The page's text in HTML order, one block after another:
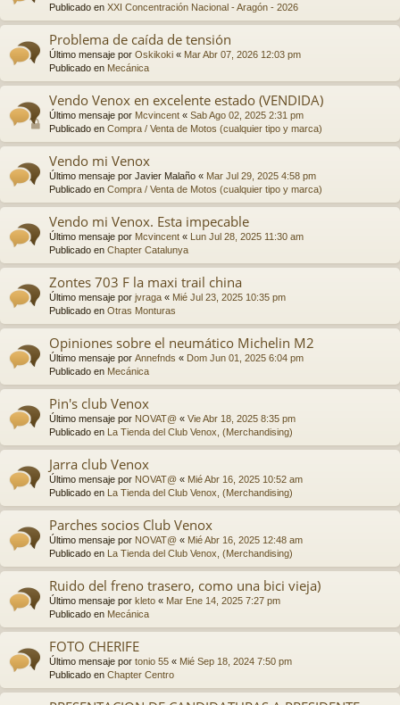
Publicado en XXI Concentración Nacional - Aragón - 2026
Problema de caída de tensión
Último mensaje por Oskikoki « Mar Abr 07, 2026 12:03 pm
Publicado en Mecánica
Vendo Venox en excelente estado (VENDIDA)
Último mensaje por Mcvincent « Sab Ago 02, 2025 2:31 pm
Publicado en Compra / Venta de Motos (cualquier tipo y marca)
Vendo mi Venox
Último mensaje por Javier Malaño « Mar Jul 29, 2025 4:58 pm
Publicado en Compra / Venta de Motos (cualquier tipo y marca)
Vendo mi Venox. Esta impecable
Último mensaje por Mcvincent « Lun Jul 28, 2025 11:30 am
Publicado en Chapter Catalunya
Zontes 703 F la maxi trail china
Último mensaje por jvraga « Mié Jul 23, 2025 10:35 pm
Publicado en Otras Monturas
Opiniones sobre el neumático Michelin M2
Último mensaje por Annefnds « Dom Jun 01, 2025 6:04 pm
Publicado en Mecánica
Pin's club Venox
Último mensaje por NOVAT@ « Vie Abr 18, 2025 8:35 pm
Publicado en La Tienda del Club Venox, (Merchandising)
Jarra club Venox
Último mensaje por NOVAT@ « Mié Abr 16, 2025 10:52 am
Publicado en La Tienda del Club Venox, (Merchandising)
Parches socios Club Venox
Último mensaje por NOVAT@ « Mié Abr 16, 2025 12:48 am
Publicado en La Tienda del Club Venox, (Merchandising)
Ruido del freno trasero, como una bici vieja)
Último mensaje por kleto « Mar Ene 14, 2025 7:27 pm
Publicado en Mecánica
FOTO CHERIFE
Último mensaje por tonio 55 « Mié Sep 18, 2024 7:50 pm
Publicado en Chapter Centro